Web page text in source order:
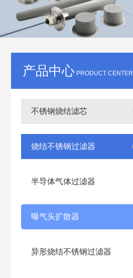
产品中心 PRODUCT CENTER
不锈钢烧结滤芯
烧结不锈钢过滤器
半导体气体过滤器
曝气头扩散器
异形烧结不锈钢过滤器